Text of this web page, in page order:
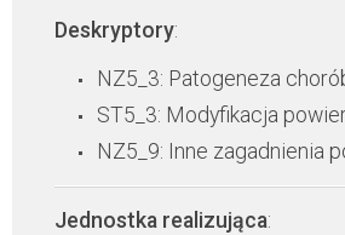
Deskryptory:
NZ5_3: Patogeneza
ST5_3: Modyfikacja
NZ5_9: Inne zagadnienia
Jednostka realizująca: